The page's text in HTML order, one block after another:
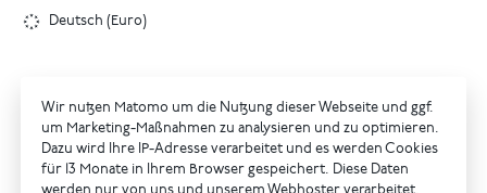
Deutsch (Euro)
Wir nutzen Matomo um die Nutzung dieser Webseite und ggf.
um Marketing-Maßnahmen zu analysieren und zu optimieren.
Dazu wird Ihre IP-Adresse verarbeitet und es werden Cookies
für 13 Monate in Ihrem Browser gespeichert. Diese Daten